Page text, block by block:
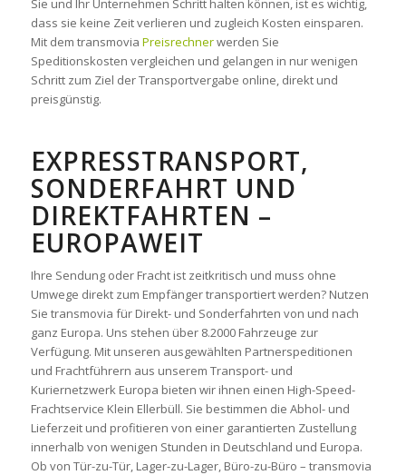
dass sie keine Zeit verlieren und zugleich Kosten einsparen.
Mit dem transmovia Preisrechnerwerden Sie
Speditionskosten vergleichen und gelangen in nur wenigen
Schritt zum Ziel der Transportvergabe online, direkt und
preisgünstig.
EXPRESSTRANSPORT,
SONDERFAHRT UND
DIREKTFAHRTEN –
EUROPAWEIT
Ihre Sendung oder Fracht ist zeitkritisch und muss ohne
Umwege direkt zum Empfänger transportiert werden? Nutzen
Sie transmovia für Direkt- und Sonderfahrten von und nach
ganz Europa. Uns stehen über 8.2000 Fahrzeuge zur
Verfügung. Mit unseren ausgewählten Partnerspeditionen
und Frachtführern aus unserem Transport- und
Kuriernetzwerk Europa bieten wir ihnen einen High-Speed-
Frachtservice Klein Ellerbüll. Sie bestimmen die Abhol- und
Lieferzeit und profitieren von einer garantierten Zustellung
innerhalb von wenigen Stunden in Deutschland und Europa.
Ob von Tür-zu-Tür, Lager-zu-Lager, Büro-zu-Büro – transmovia